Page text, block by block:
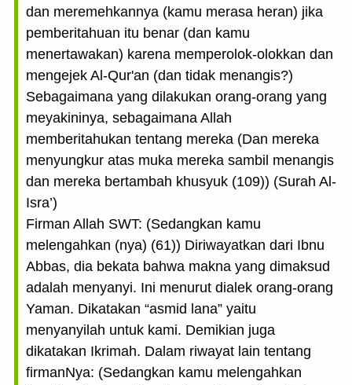
dan meremehkannya (kamu merasa heran) jika
pemberitahuan itu benar (dan kamu
menertawakan) karena memperolok-olokkan dan
mengejek Al-Qur'an (dan tidak menangis?)
Sebagaimana yang dilakukan orang-orang yang
meyakininya, sebagaimana Allah
memberitahukan tentang mereka (Dan mereka
menyungkur atas muka mereka sambil menangis
dan mereka bertambah khusyuk (109)) (Surah Al-
Isra’)
Firman Allah SWT: (Sedangkan kamu
melengahkan (nya) (61)) Diriwayatkan dari Ibnu
Abbas, dia bekata bahwa makna yang dimaksud
adalah menyanyi. Ini menurut dialek orang-orang
Yaman. Dikatakan “asmid lana” yaitu
menyanyilah untuk kami. Demikian juga
dikatakan Ikrimah. Dalam riwayat lain tentang
firmanNya: (Sedangkan kamu melengahkan